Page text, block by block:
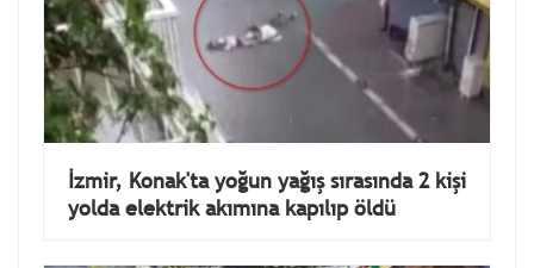
İzmir, Konak'ta yoğun yağış sırasında 2 kişi
yolda elektrik akımına kapılıp öldü